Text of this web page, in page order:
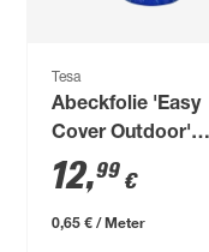
Tesa
Abeckfolie 'Easy
Cover Outdoor'
Nachfüllpack 1,4 x
20 m
12,99 €
0,65 € / Meter